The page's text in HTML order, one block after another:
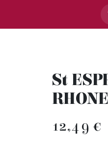
St
12,49 €